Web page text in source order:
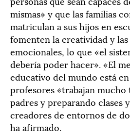
mismas» y que las familias
matriculan a sus hijos en
fomenten la creatividad y
emocionales, lo que «el
debería poder hacer». «El
educativo del mundo está
profesores «trabajan
padres y preparando clases
creadores de entornos de
ha afirmado.